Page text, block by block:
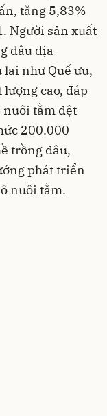
tăng 5,83%
Người sản xuất
dâu địa
như Quế ưu,
lượng cao, đáp
nuôi tằm dệt
200.000
trồng dâu,
phát triển
nuôi tằm.